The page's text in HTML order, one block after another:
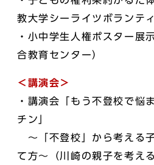
教大学シーライツボランテ
・小中学生人権ポスター展
合教育センター）
＜講演会＞
・講演会「もう不登校で悩
チン」
～「不登校」から考える
て方～（川崎の親子を考え